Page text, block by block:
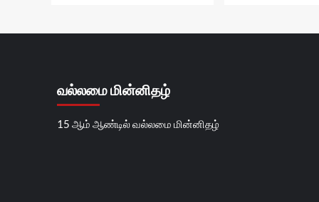
வல்லமை மின்னிதழ்
15 ஆம் ஆண்டில் வல்லமை மின்னிதழ்